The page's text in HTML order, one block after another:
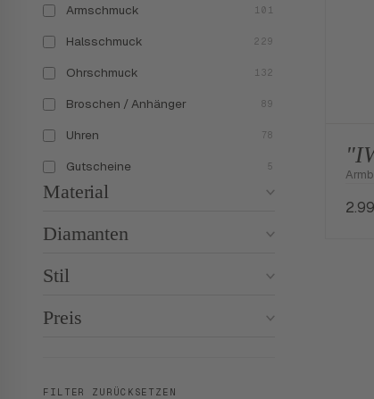
Armschmuck 101
Halsschmuck 229
Ohrschmuck 132
Broschen / Anhänger 89
Uhren 78
Gutscheine 5
Material
Diamanten
Stil
Preis
FILTER ZURÜCKSETZEN